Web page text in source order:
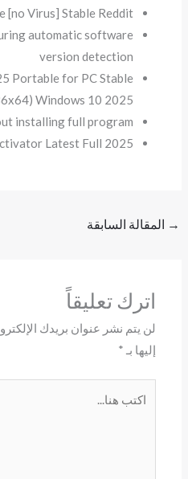
[no Virus] Stable Reddit
automatic software
version detection
Portable for PC Stable
Windows 10 2025
installing full program
Latest Full 2025
→ المقالة السابقة
اترك تعليقاً
لن يتم نشر عنوان بريدك
إليها بـ *